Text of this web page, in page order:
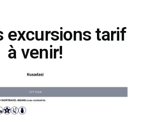
excursions tarif
à venir!